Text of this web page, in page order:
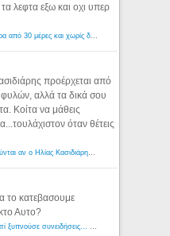
λεφτα εξω και οχι υπερ
Εφορία: Κατάσχονται όλα ύστερα από 30 μέρες και χωρίς δικαστικές αποφάσεις - Λόγιος Ερμής
προέρχεται από
αλλά τα δικά σου
Κοίτα να μάθεις
όταν θέτεις
Αμερικανοί ρατσιστές αναρωτιούνται αν ο Ηλίας Κασιδιάρης ανήκει στη λευκή φυλή... - Λόγιος Ερμής
το κατεβασουμε
Αυτο?
Ένα βιβλίο που πολεμήθηκε γιατί ξυπνούσε συνειδήσεις... - Λόγιος Ερμής | Η γνώση ξεκινάει με την αναζήτηση...